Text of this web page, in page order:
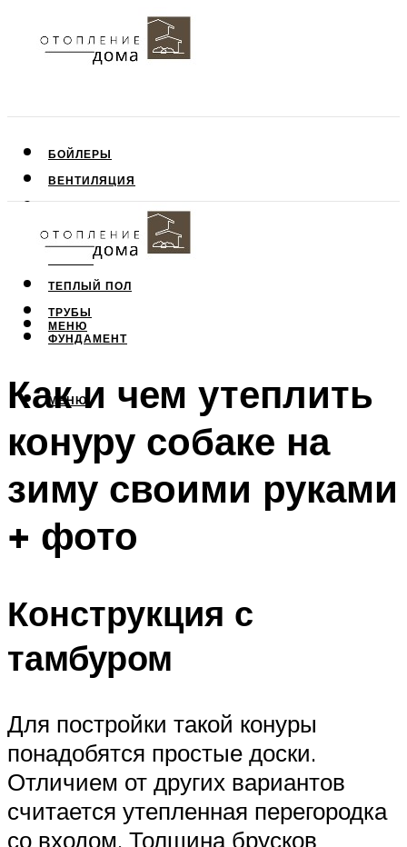
БОЙЛЕРЫ
ВЕНТИЛЯЦИЯ
ПОТОЛОК
СТЕНЫ
ТЕПЛЫЙ ПОЛ
ТРУБЫ
ФУНДАМЕНТ
МЕНЮ
МЕНЮ
Как и чем утеплить
конуру собаке на
зиму своими руками
+ фото
Конструкция с
тамбуром
Для постройки такой конуры
понадобятся простые доски.
Отличием от других вариантов
считается утепленная перегородка
со входом. Толщина брусков